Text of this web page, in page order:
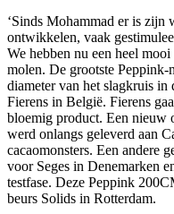
‘Sinds Mohammad er is zijn
ontwikkelen, vaak
We hebben nu een heel
molen. De grootste
diameter van het slagkruis
Fierens in België. Fierens
bloemig product. Een
werd onlangs geleverd aan
cacaomonsters. Een andere
voor Seges in Denemarken
testfase. Deze Peppink
beurs Solids in Rotterdam.